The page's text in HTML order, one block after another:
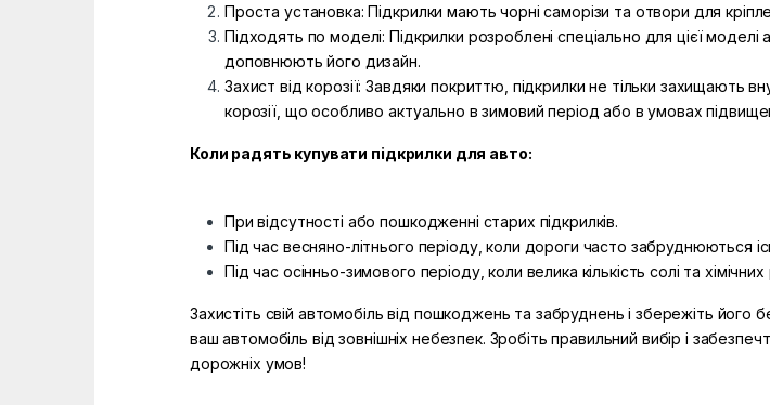
Проста установка: Підкрилки мають чорні саморізи та отвори для
Підходять по моделі: Підкрилки розроблені спеціально для цієї
доповнюють його дизайн.
Захист від корозії: Завдяки покриттю, підкрилки не тільки захищають
корозії, що особливо актуально в зимовий період або в умовах
Коли радять купувати підкрилки для авто:
При відсутності або пошкодженні старих підкрилків.
Під час весняно-літнього періоду, коли дороги часто забруднюються
Під час осінньо-зимового періоду, коли велика кількість солі та
Захистіть свій автомобіль від пошкоджень та забруднень і збережіть його
ваш автомобіль від зовнішніх небезпек. Зробіть правильний вибір і
дорожніх умов!